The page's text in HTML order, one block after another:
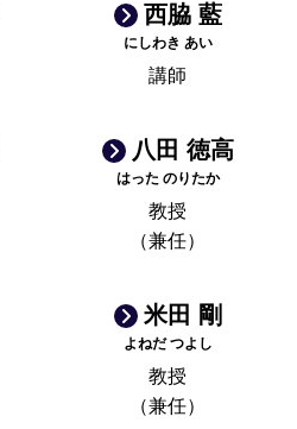
西脇 藍
にしわき あい
講師
八田 徳高
はった のりたか
教授
（兼任）
米田 剛
よねだ つよし
教授
（兼任）